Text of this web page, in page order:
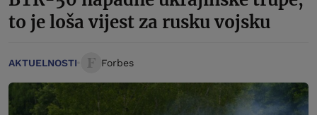
to je loša vijest za rusku vojsku
AKTUELNOSTI Forbes